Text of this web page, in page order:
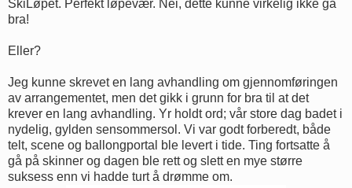
SkiLøpet. Perfekt løpevær. Nei, dette kunne virkelig ikke gå
bra!
Eller?
Jeg kunne skrevet en lang avhandling om gjennomføringen
av arrangementet, men det gikk i grunn for bra til at det
krever en lang avhandling. Yr holdt ord; vår store dag badet i
nydelig, gylden sensommersol. Vi var godt forberedt, både
telt, scene og ballongportal ble levert i tide. Ting fortsatte å
gå på skinner og dagen ble rett og slett en mye større
suksess enn vi hadde turt å drømme om.